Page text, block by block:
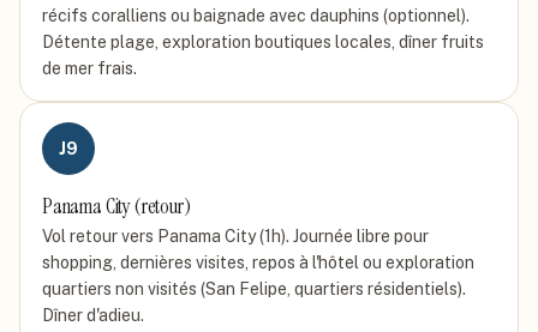
récifs coralliens ou baignade avec dauphins (optionnel).
Détente plage, exploration boutiques locales, dîner fruits
de mer frais.
J9
Panama City (retour)
Vol retour vers Panama City (1h). Journée libre pour
shopping, dernières visites, repos à l'hôtel ou exploration
quartiers non visités (San Felipe, quartiers résidentiels).
Dîner d'adieu.